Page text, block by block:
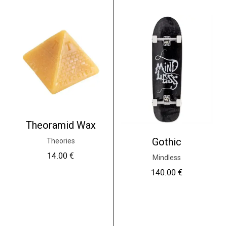
Theoramid Wax
Theories
14.00 €
Gothic
Mindless
140.00 €